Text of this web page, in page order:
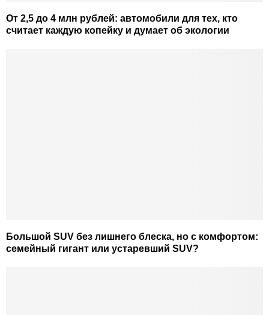
От 2,5 до 4 млн рублей: автомобили для тех, кто
считает каждую копейку и думает об экологии
Большой SUV без лишнего блеска, но с комфортом:
семейный гигант или устаревший SUV?